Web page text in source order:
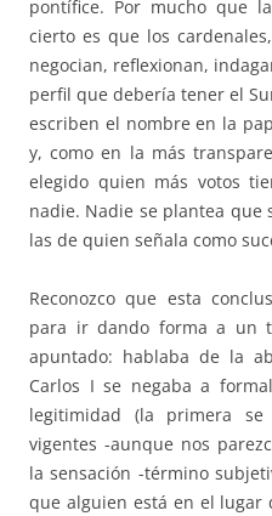
pontífice. Por mucho que
cierto es que los
negocian, reflexionan,
perfil que debería tener el
escriben el nombre en la
y, como en la más
elegido quien más votos
nadie. Nadie se plantea que
las de quien señala como
Reconozco que esta
para ir dando forma a un
apuntado: hablaba de la
Carlos I se negaba a
legitimidad (la primera
vigentes -aunque nos
la sensación -término
que alguien está en el lugar